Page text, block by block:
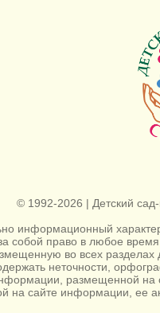
© 1992-2026 | Детский
информационный
собой право в любое
во всех разделах
неточности,
размещенной
на сайте информации, ее